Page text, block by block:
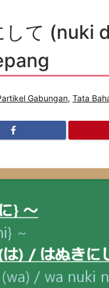
して (nuki
Gabungan, Tata